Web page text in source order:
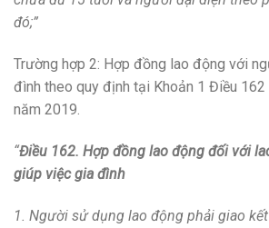
đó;”
Trường hợp 2: Hợp đồng lao động với
đình theo quy định tại Khoản 1 Điều
năm 2019.
“Điều 162. Hợp đồng lao động đối với
giúp việc gia đình
1. Người sử dụng lao động phải giao